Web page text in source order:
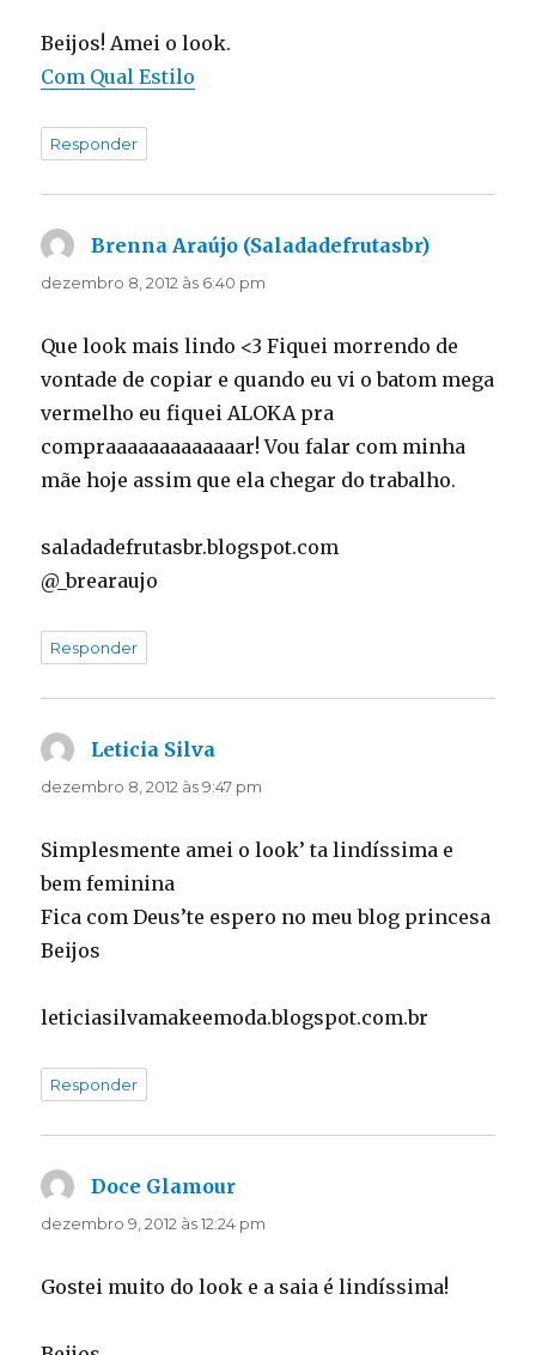
Beijos! Amei o look.
Com Qual Estilo
Responder
Brenna Araújo (Saladadefrutasbr)
dezembro 8, 2012 às 6:40 pm
Que look mais lindo <3 Fiquei morrendo de
vontade de copiar e quando eu vi o batom mega
vermelho eu fiquei ALOKA pra
compraaaaaaaaaaaaar! Vou falar com minha
mãe hoje assim que ela chegar do trabalho.
saladadefrutasbr.blogspot.com
@_brearaujo
Responder
Leticia Silva
dezembro 8, 2012 às 9:47 pm
Simplesmente amei o look’ ta lindíssima e
bem feminina
Fica com Deus’te espero no meu blog princesa
Beijos
leticiasilvamakeemoda.blogspot.com.br
Responder
Doce Glamour
dezembro 9, 2012 às 12:24 pm
Gostei muito do look e a saia é lindíssima!